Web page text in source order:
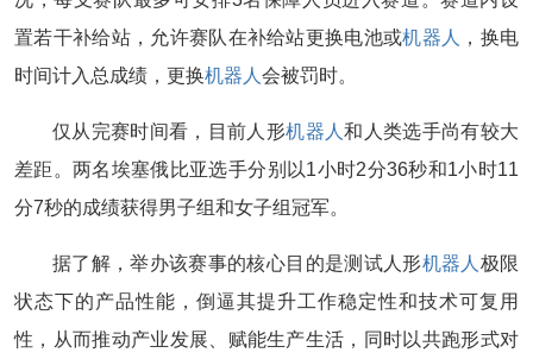
置若干补给站，允许赛队在补给站更换电池或机器人
，换电
时间计入总成绩，更换机器人 会被罚时。
仅从完赛时间看，目前人形机器人和人类选手尚有较大
差距。两名埃塞俄比亚选手分别以1小时2分36秒和1小时11
分7秒的成绩获得男子组和女子组冠军。
据了解，举办该赛事的核心目的是测试人形机器人 极限
状态下的产品性能，倒逼其提升工作稳定性和技术可复用
性，从而推动产业发展、赋能生产生活，同时以共跑形式对